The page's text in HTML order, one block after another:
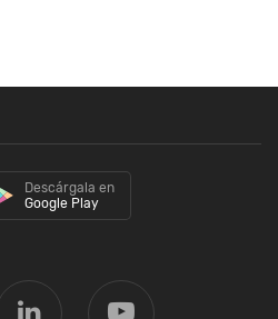
Descárgala en
Google Play